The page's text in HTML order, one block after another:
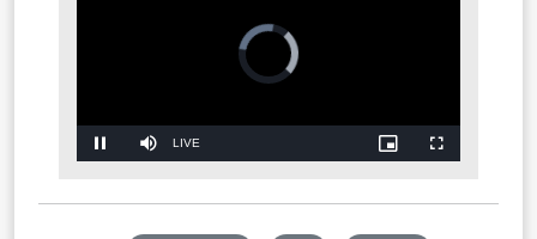
Pause Mute Stream
LIVE
Picture-
in-
Fullscreen